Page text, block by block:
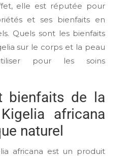
elle est réputée pour
et ses bienfaits en
Quels sont les bienfaits
sur le corps et la peau
pour les soins
bienfaits de la
africana
naturel
africana est un produit